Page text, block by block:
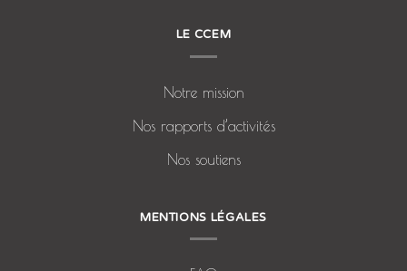
LE CCEM
Notre mission
Nos rapports d’activités
Nos soutiens
MENTIONS LÉGALES